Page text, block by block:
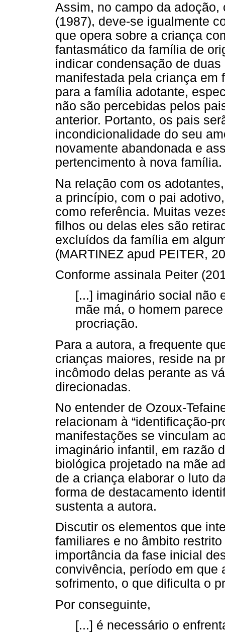
Assim, no campo da adoção,
(1987), deve-se igualmente
que opera sobre a criança
fantasmático da família de
indicar condensação de
manifestada pela criança
para a família adotante,
não são percebidas pelos
anterior. Portanto, os pais
incondicionalidade do seu
novamente abandonada e
pertencimento à nova família.
Na relação com os
a princípio, com o pai
como referência. Muitas
filhos ou delas eles são
excluídos da família em
(MARTINEZ apud PEITER,
Conforme assinala Peiter
[...] imaginário social não
mãe má, o homem
procriação.
Para a autora, a frequente
crianças maiores, reside na
incômodo delas perante as
direcionadas.
No entender de Ozoux-
relacionam à “identificação-
manifestações se vinculam
imaginário infantil, em razão
biológica projetado na mãe
de a criança elaborar o luto
forma de destacamento
sustenta a autora.
Discutir os elementos que
familiares e no âmbito
importância da fase inicial
convivência, período em que
sofrimento, o que dificulta o
Por conseguinte,
[...] é necessário o